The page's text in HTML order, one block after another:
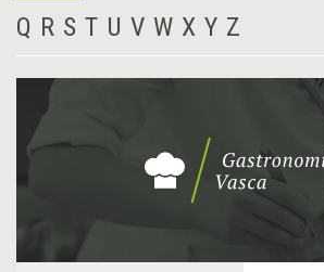
Q R S T U V W X Y Z